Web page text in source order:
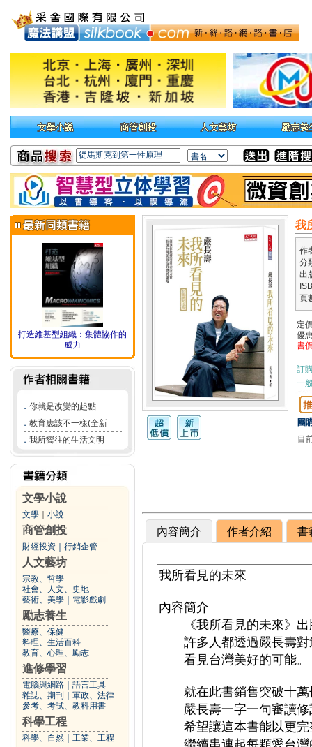
打造維基型組織：集體協作的
威力
． 你就是改變的起點
． 教育應該不一樣(全新
． 我所嚮往的生活文明
文學小說
文學 小說
商管創投
財經投資 行銷企管
人文藝坊
宗教、哲學
社會、人文、史地
藝術、美學
電影戲劇
勵志養生
醫療、保健
料理、生活百科
教育、心理、勵志
進修學習
電腦與網路
語言工具
雜誌、期刊
軍政、法律
參考、考試、教科用書
科學工程
科學、自然 工業、工程
我
作
分
出
頁
定
優
書
訂
一
團
目
內容簡介 作者介紹 書